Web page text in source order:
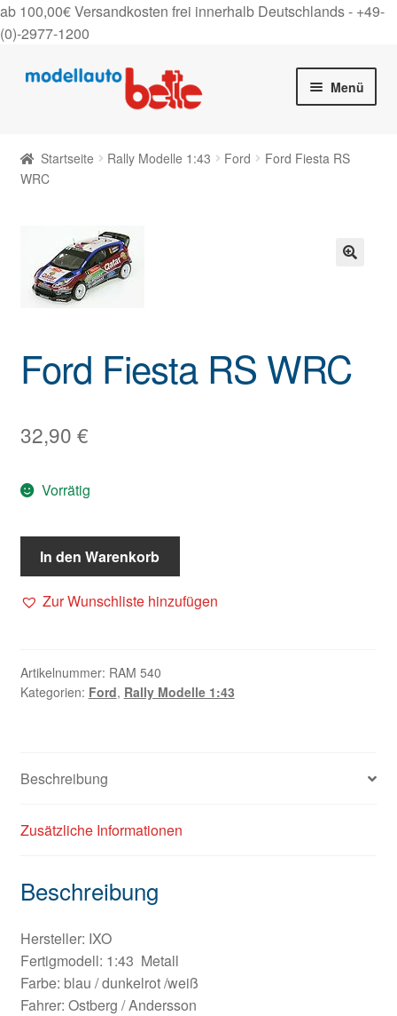
ab 100,00€ Versandkosten frei innerhalb Deutschlands - +49-
(0)-2977-1200
Zur
Zum
Menü
Shop
Über uns
Kontakt
Startseite Rally Modelle 1:43 Ford
Ford Fiesta RS
WRC
Ford Fiesta RS WRC
32,90 €
Vorrätig
In den Warenkorb
Zur Wunschliste hinzufügen
Artikelnummer: RAM 540
Kategorien: Ford, Rally Modelle 1:43
Beschreibung
Zusätzliche Informationen
Beschreibung
Hersteller: IXO
Fertigmodell: 1:43 Metall
Farbe: blau / dunkelrot /weiß
Fahrer: Ostberg / Andersson